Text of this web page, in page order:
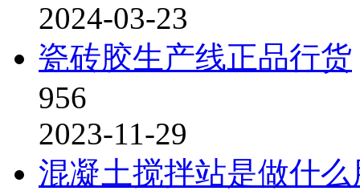
2024-03-23
瓷砖胶生产线正品行货
956
2023-11-29
混凝土搅拌站是做什么